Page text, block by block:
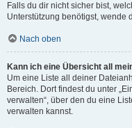
Falls du dir nicht sicher bist,
Unterstützung benötigst, wende
Nach oben
Kann ich eine Übersicht all
Um eine Liste all deiner
Bereich. Dort findest du unter
verwalten“, über den du eine
verwalten kannst.